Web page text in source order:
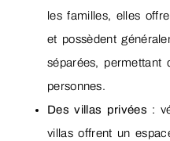
les familles, elles
et possèdent
séparées, permettant
personnes.
Des villas privées :
villas offrent un